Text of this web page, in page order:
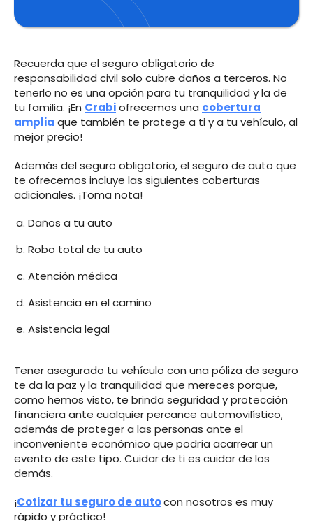
Recuerda que el seguro obligatorio de
responsabilidad civil solo cubre daños a terceros. No
tenerlo no es una opción para tu tranquilidad y la de
tu familia. ¡En Crabiofrecemos una cobertura
amplia que también te protege a ti y a tu vehículo, al
mejor precio!
Además del seguro obligatorio, el seguro de auto que
te ofrecemos incluye las siguientes coberturas
adicionales. ¡Toma nota!
Daños a tu auto
Robo total de tu auto
Atención médica
Asistencia en el camino
Asistencia legal
Tener asegurado tu vehículo con una póliza de seguro
te da la paz y la tranquilidad que mereces porque,
como hemos visto, te brinda seguridad y protección
financiera ante cualquier percance automovilístico,
además de proteger a las personas ante el
inconveniente económico que podría acarrear un
evento de este tipo. Cuidar de ti es cuidar de los
demás.
¡Cotizar tu seguro de autocon nosotros es muy
rápido y práctico!